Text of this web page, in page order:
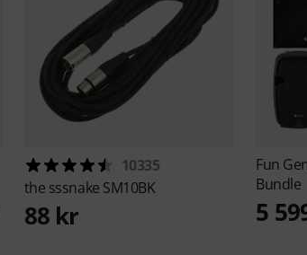
10335
the sssnake SM10BK
88 kr
Fun
Bundle
5